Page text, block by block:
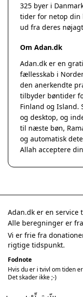
325 byer i
tider for netop din
ud fra deres
Om Adan.dk
Adan.dk er en
fællesskab i
den anerkendte
tilbyder bøntider
Finland og
og desktop, og
til næste bøn,
og automatisk
Allah acceptere
Adan.dk er en
Alle beregninger er
Vi er frie fra
rigtige tidspunkt.
Fodnote
Hvis du er i tvivl om tiden
Det skader ikke ;-)